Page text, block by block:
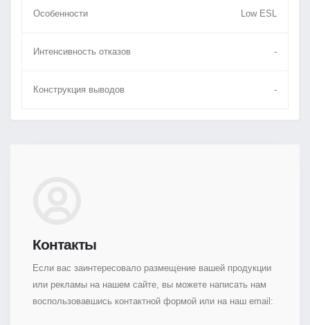
Особенности Low ESL
Интенсивность отказов -
Конструкция выводов -
Контакты
Если вас заинтересовало размещение вашей продукции
или рекламы на нашем сайте, вы можете написать нам
воспользовавшись контактной формой или на наш email: